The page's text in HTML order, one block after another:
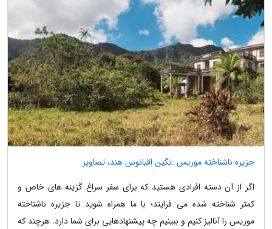
جزیره ناشناخته موریس :نگین اقیانوس هند، تصاویر
اگر از آن دسته افرادی هستید که برای سفر سراغ گزینه های خاص و
کمتر شناخته شده می فرایند؛ با ما همراه شوید تا جزیره ناشناخته
موریس را آنالیز کنیم و ببینیم چه پیشنهادهایی برای شما دارد. هرچند که